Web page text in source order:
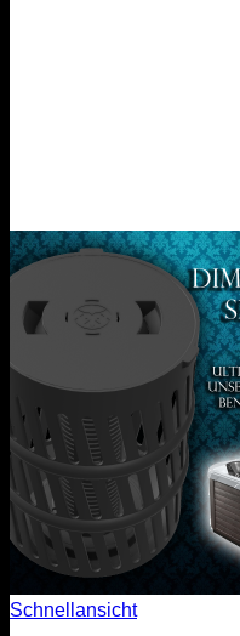
Schnellansicht